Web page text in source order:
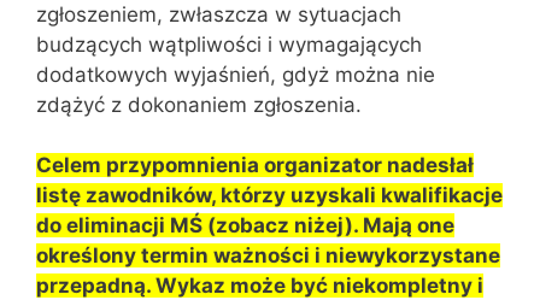
zgłoszeniem, zwłaszcza w sytuacjach
budzących wątpliwości i wymagających
dodatkowych wyjaśnień, gdyż można nie
zdążyć z dokonaniem zgłoszenia.
Celem przypomnienia organizator nadesłał
listę zawodników, którzy uzyskali kwalifikacje
do eliminacji MŚ (zobacz niżej). Mają one
określony termin ważności i niewykorzystane
przepadną. Wykaz może być niekompletny i